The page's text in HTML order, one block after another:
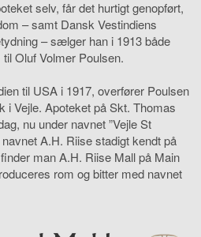
selv, får det hurtigt genopført,
– samt Dansk Vestindiens
– sælger han i 1913 både
Oluf Volmer Poulsen.
til USA i 1917, overfører Poulsen
i Vejle. Apoteket på Skt. Thomas
nu under navnet ”Vejle St
A.H. Riise stadigt kendt på
man A.H. Riise Mall på Main
rom og bitter med navnet